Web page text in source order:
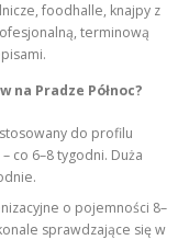
foodhalle, knajpy z
terminową
na Pradze Północ?
do profilu
co 6–8 tygodni. Duża
o pojemności 8–
sprawdzające się w